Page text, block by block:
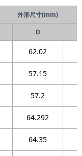
外形尺寸(mm)
D
62.02
57.15
57.2
64.292
64.35